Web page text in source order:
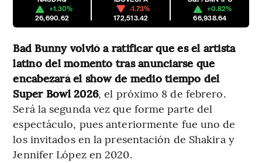
+1.30%
26,690.62
-1.73%
172,513.42
+0.82%
66,938.64
Bad Bunny volvió a ratificar que es el artista
latino del momento tras anunciarse que
encabezará el show de medio tiempo del
Super Bowl 2026, el próximo 8 de febrero.
Será la segunda vez que forme parte del
espectáculo, pues anteriormente fue uno de
los invitados en la presentación de Shakira y
Jennifer López en 2020.